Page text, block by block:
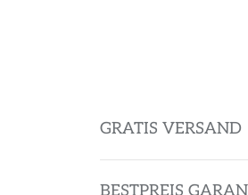
GRATIS VERSAND
BESTPREIS